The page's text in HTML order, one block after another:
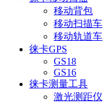
移动背包
移动扫描车
移动轨道车
徕卡GPS
GS18
GS16
徕卡测量工具
激光测距仪